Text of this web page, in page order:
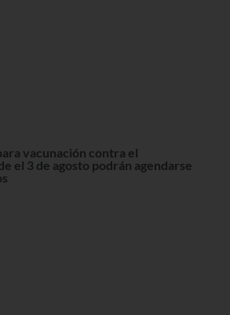
vacunación contra el
el 3 de agosto podrán agendarse